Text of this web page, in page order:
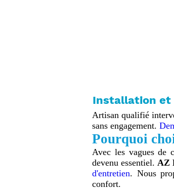
Installation et
Artisan qualifié
sans engagement.
Pourquoi
Avec les vagues de
devenu essentiel. AZ
d'entretien. Nous
confort.